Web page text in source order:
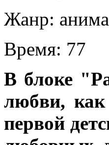
Жанр:
Время: 77
В блоке
любви, как
первой